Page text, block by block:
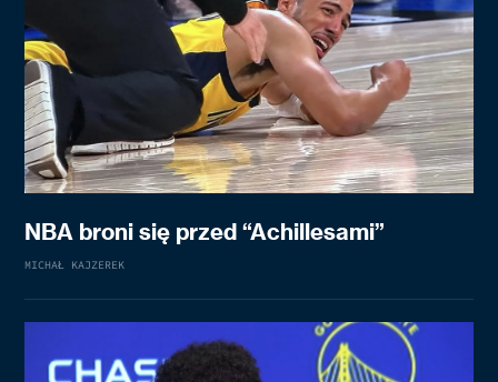
NBA broni się przed “Achillesami”
MICHAŁ KAJZEREK